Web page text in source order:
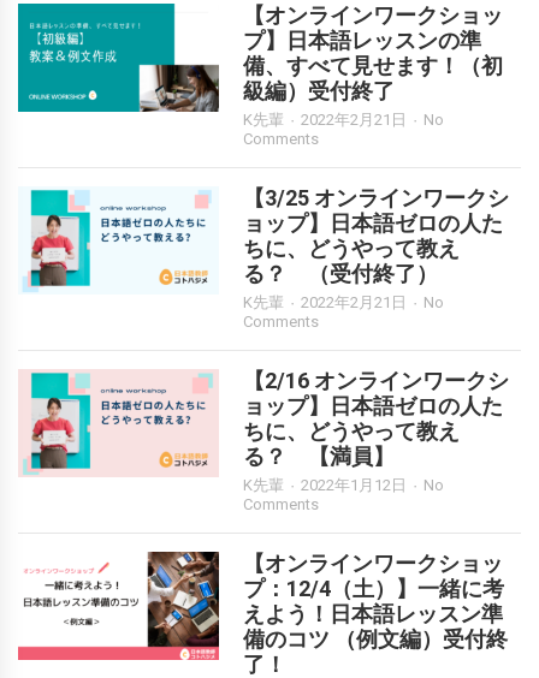
【オンラインワークショッ
プ】日本語レッスンの準
備、すべて見せます！（初
級編）受付終了
K先輩 2022年2月21日
No
Comments
【3/25 オンラインワークシ
ョップ】日本語ゼロの人た
ちに、どうやって教え
る？ （受付終了）
K先輩 2022年2月21日
No
Comments
【2/16 オンラインワークシ
ョップ】日本語ゼロの人た
ちに、どうやって教え
る？ 【満員】
K先輩 2022年1月12日
No
Comments
【オンラインワークショッ
プ：12/4（土）】一緒に考
えよう！日本語レッスン準
備のコツ （例文編）受付終
了！